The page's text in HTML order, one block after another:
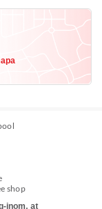
shop
inom, at